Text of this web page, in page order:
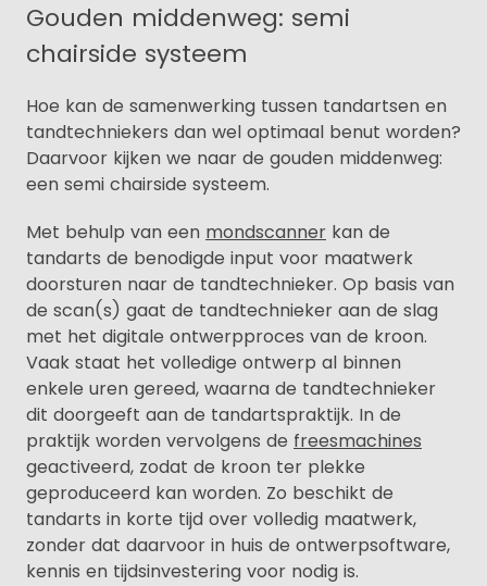
Gouden middenweg: semi
chairside systeem
Hoe kan de samenwerking tussen tandartsen en
tandtechniekers dan wel optimaal benut worden?
Daarvoor kijken we naar de gouden middenweg:
een semi chairside systeem.
Met behulp van een mondscanner kan de
tandarts de benodigde input voor maatwerk
doorsturen naar de tandtechnieker. Op basis van
de scan(s) gaat de tandtechnieker aan de slag
met het digitale ontwerpproces van de kroon.
Vaak staat het volledige ontwerp al binnen
enkele uren gereed, waarna de tandtechnieker
dit doorgeeft aan de tandartspraktijk. In de
praktijk worden vervolgens de freesmachines
geactiveerd, zodat de kroon ter plekke
geproduceerd kan worden. Zo beschikt de
tandarts in korte tijd over volledig maatwerk,
zonder dat daarvoor in huis de ontwerpsoftware,
kennis en tijdsinvestering voor nodig is.